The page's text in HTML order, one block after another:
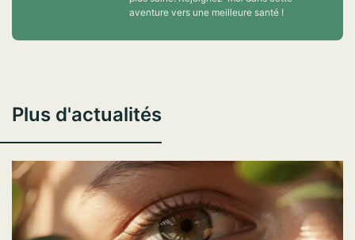
aventure vers une meilleure santé !
Plus d'actualités